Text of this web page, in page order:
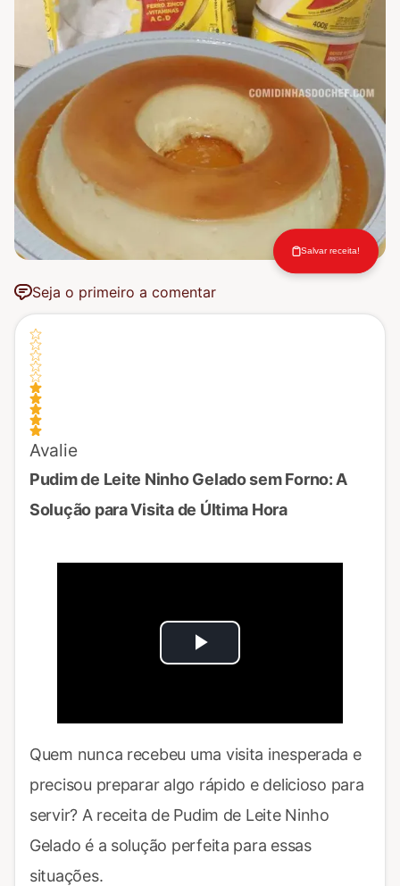
Seja o primeiro a comentar
Salvar receita!
Avalie
Pudim de Leite Ninho Gelado sem Forno: A
Solução para Visita de Última Hora
Play
Quem nunca recebeu uma visita inesperada e
precisou preparar algo rápido e delicioso para
servir? A receita de Pudim de Leite Ninho
Gelado é a solução perfeita para essas
situações.